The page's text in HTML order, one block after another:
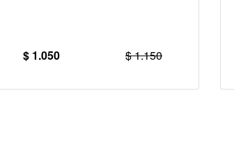
$ 1.050 $ 1.150